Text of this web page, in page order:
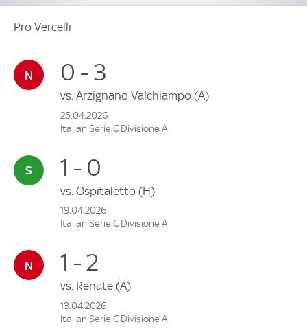
Pro Vercelli
0 - 3
vs. Arzignano Valchiampo (A)
25.04.2026
Italian Serie C Divisione A
1 - 0
vs. Ospitaletto (H)
19.04.2026
Italian Serie C Divisione A
1 - 2
vs. Renate (A)
13.04.2026
Italian Serie C Divisione A